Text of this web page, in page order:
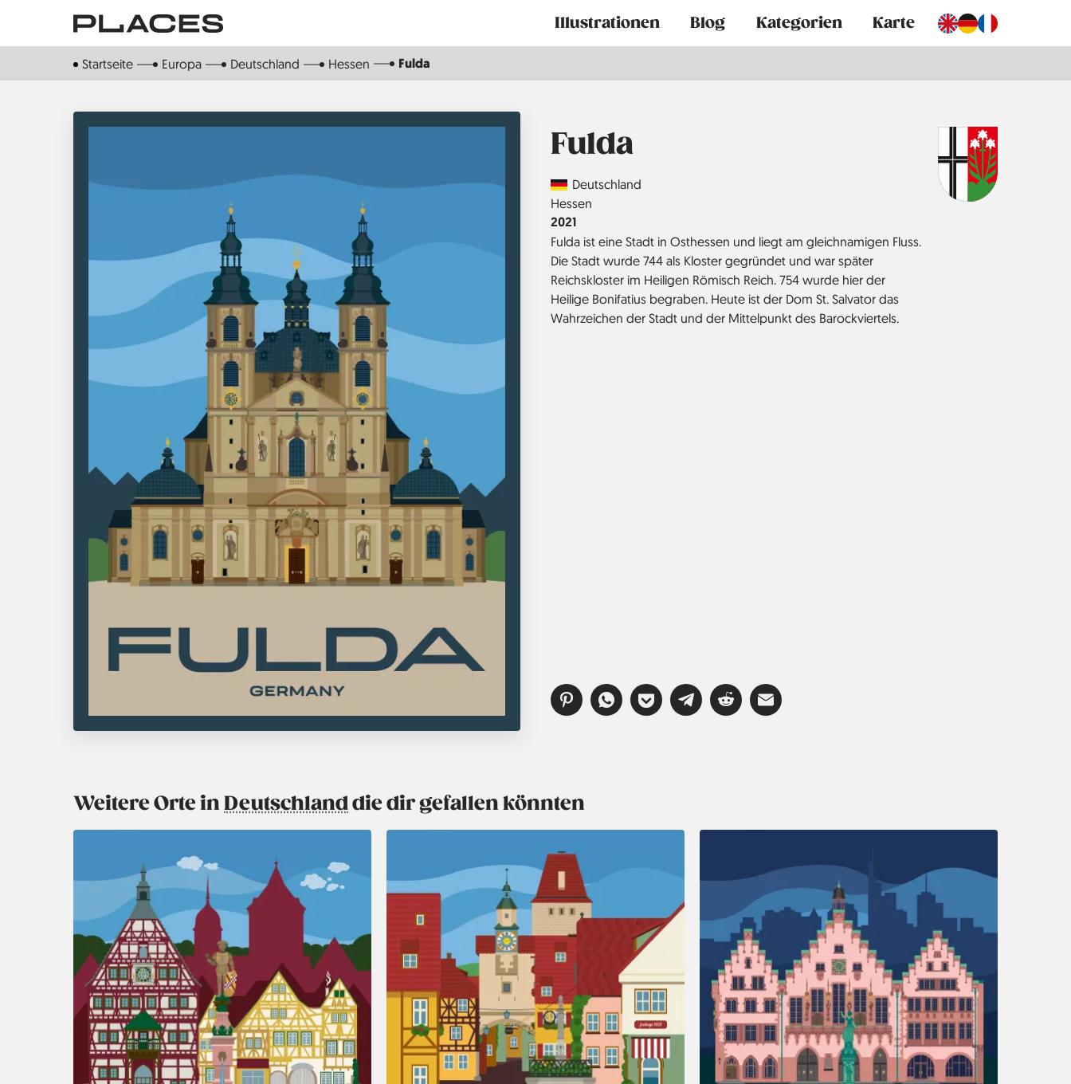
Inhalt
Main
navigation
Illustrationen Blog Kategorien Karte
Startseite Europa Deutschland Hessen Fulda
Fulda
CountryDeutschland
Region
Hessen
Jahr
2021
Fulda ist eine Stadt in Osthessen und liegt am gleichnamigen Fluss.
Die Stadt wurde 744 als Kloster gegründet und war später
Reichskloster im Heiligen Römisch Reich. 754 wurde hier der
Heilige Bonifatius begraben. Heute ist der Dom St. Salvator das
Wahrzeichen der Stadt und der Mittelpunkt des Barockviertels.
Weitere Orte in Deutschlanddie dir gefallen könnten